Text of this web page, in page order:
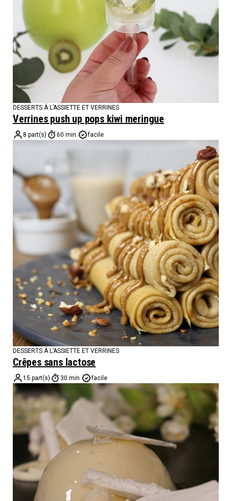
DESSERTS À L’ASSIETTE ET VERRINES
Verrines push up pops kiwi meringue
8 part(s) 60 min. facile
DESSERTS À L’ASSIETTE ET VERRINES
Crêpes sans lactose
15 part(s) 30 min. facile